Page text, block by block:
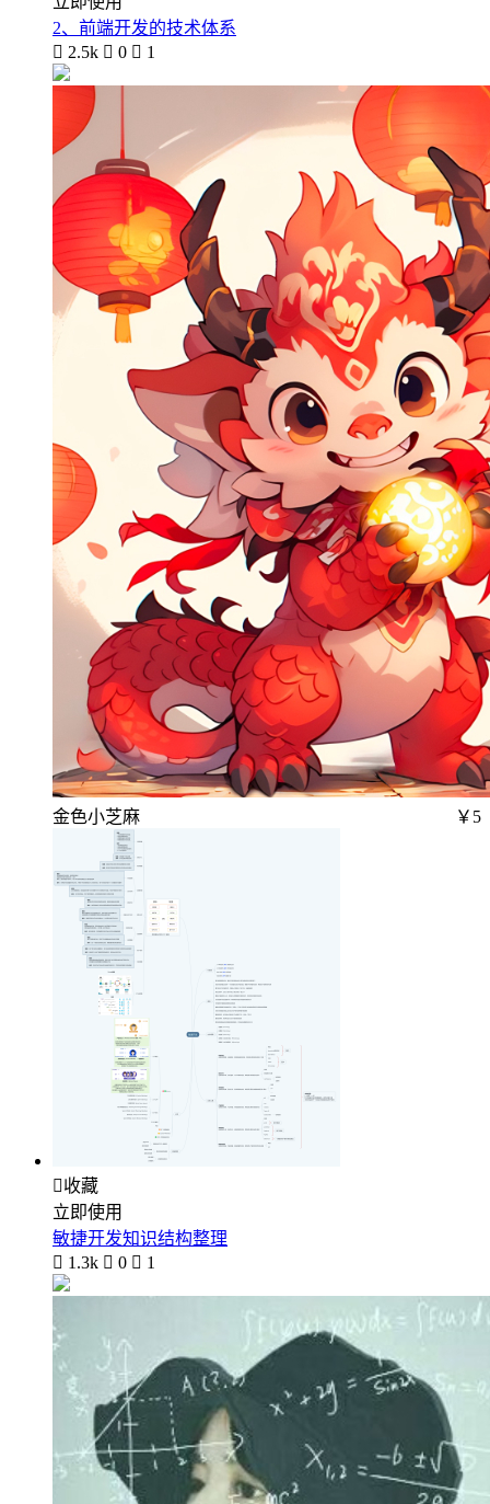
2、前端开发的技术体系
 2.5k  0  1
金色小芝麻 ￥5
收藏
立即使用
敏捷开发知识结构整理
 1.3k  0  1